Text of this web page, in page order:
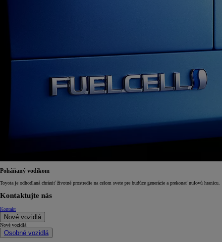
Poháňaný vodíkom
Toyota je odhodlaná chrániť životné prostredie na celom svete pre budúce generácie a prekonať nulovú hranicu.
Kontaktujte nás
Kontakt
Nové vozidlá
Nové vozidlá
Osobné vozidlá